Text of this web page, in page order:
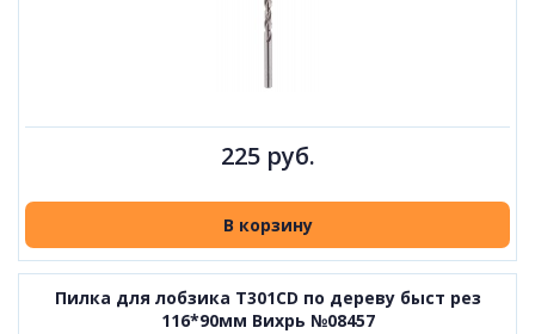
225 руб.
В корзину
Пилка для лобзика T301CD по дереву быст рез
116*90мм Вихрь №08457